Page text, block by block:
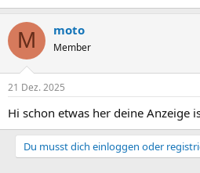
M moto
Member
21 Dez. 2025
Hi schon etwas her deine Anzeige
Du musst dich einloggen oder